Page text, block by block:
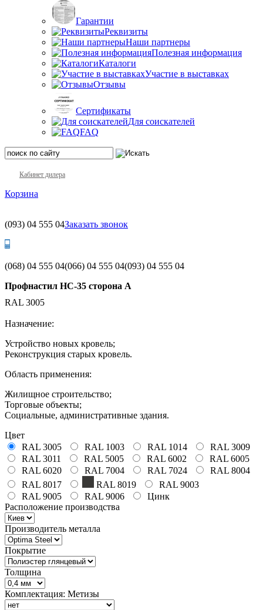
Гарантии
Реквизиты
Наши партнеры
Полезная информация
Каталоги
Участие в выставках
Отзывы
Сертификаты
Для соискателей
FAQ
Кабинет дилера
Корзина
(093) 04 555 04Заказать звонок
(068) 04 555 04(066) 04 555 04(093) 04 555 04
Профнастил НС-35 сторона А
RAL 3005
Назначение:
Устройство новых кровель;
Реконструкция старых кровель.
Область применения:
Жилищное строительство;
Торговые объекты;
Социальные, административные здания.
Цвет
RAL 3005
RAL 1003 RAL 1014
RAL 3009
RAL 3011
RAL 5005 RAL 6002
RAL 6005
RAL 6020
RAL 7004 RAL 7024
RAL 8004
RAL 8017
RAL 8019
RAL 9003
RAL 9005
RAL 9006
Цинк
Расположение производства
Производитель металла
Покрытие
Толщина
Комплектация: Метизы